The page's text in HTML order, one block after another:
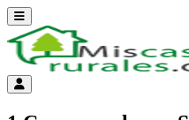
Abrir menú
Menú de cuenta